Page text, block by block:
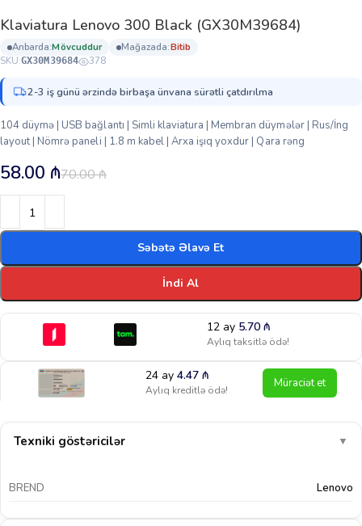
Klaviatura Lenovo 300 Black (GX30M39684)
anbarda: mövcuddur mağazada:
bi̇ti̇b
SKU:GX30M39684 378
2-3 iş günü ərzində birbaşa ünvana sürətli çatdırılma
104 düymə | USB bağlantı | Simli klaviatura | Membran düymələr | Rus/İng
layout | Nömrə paneli | 1.8 m kabel | Arxa işıq yoxdur | Qara rəng
70.00₼
58.00 ₼
Səbətə Əlavə Et
İndi Al
12 ay 5.70 ₼
Aylıq taksitlə ödə!
24 ay4.47₼
Aylıq kreditlə ödə! Müraciət et
Texniki göstəricilər ▼
BREND Lenovo